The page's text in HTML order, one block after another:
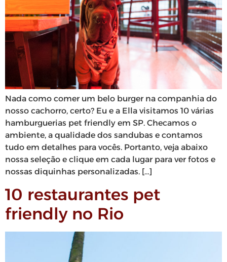
Nada como comer um belo burger na companhia do
nosso cachorro, certo? Eu e a Ella visitamos 10 várias
hamburguerias pet friendly em SP. Checamos o
ambiente, a qualidade dos sandubas e contamos
tudo em detalhes para vocês. Portanto, veja abaixo
nossa seleção e clique em cada lugar para ver fotos e
nossas diquinhas personalizadas. […]
10 restaurantes pet
friendly no Rio